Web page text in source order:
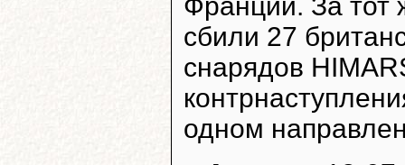
сбили 27
снарядов
одном